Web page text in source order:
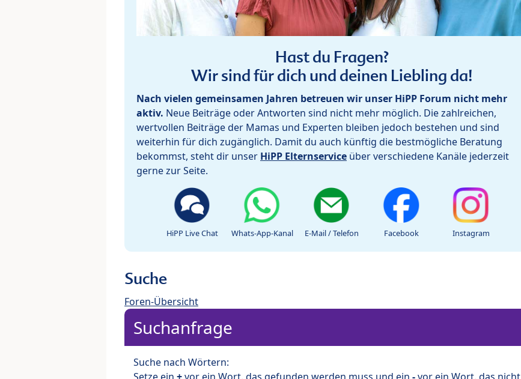
Hast du Fragen?
Wir sind für dich und deinen Liebling da!
Nach vielen gemeinsamen Jahren betreuen wir unser HiPP Forum nicht mehr
aktiv. Neue Beiträge oder Antworten sind nicht mehr möglich. Die zahlreichen,
wertvollen Beiträge der Mamas und Experten bleiben jedoch bestehen und sind
weiterhin für dich zugänglich. Damit du auch künftig die bestmögliche Beratung
bekommst, steht dir unser HiPP Elternservice über verschiedene Kanäle jederzeit
gerne zur Seite.
HiPP Live Chat Whats-App-Kanal E-Mail / Telefon Facebook Instagram
Suche
Foren-Übersicht
Suchanfrage
Suche nach Wörtern: